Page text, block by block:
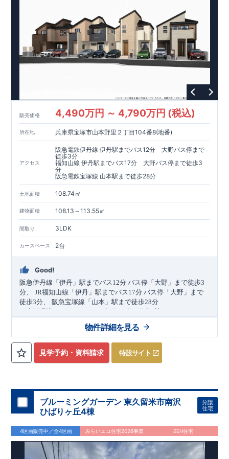
販売価格 4,490万円 ～ 4,790万円 (税込)
所在地 兵庫県宝塚市山本野里２丁目104番8(地番)
アクセス
阪急電鉄伊丹線 伊丹駅までバス12分 大野バス停まで
徒歩3分
福知山線 伊丹駅までバス17分 大野バス停まで徒歩3
分
阪急電鉄宝塚線 山本駅まで徒歩28分
土地面積 108.74㎡
建物面積 108.13～113.55㎡
間取り 3LDK
カースペース 2台
Good!
阪急伊丹線 「伊丹」駅までバス 12分 バス停 「大野」 まで徒歩3
分、
​JR福知山線 「伊丹」駅までバス 17分 バス停 「大野」
まで
徒歩3分、 ​阪急宝塚線 「山本」駅まで徒歩28分
可動棚付き土間収納(2.3号棟)
(2.3号棟)​・デザインと機能性を兼ね備えたオープンサニタリー
irodori
・お洒落で開放感のあるデザインが魅力の
・お買い物施設（フレッシュマルチュウ山本店）
ｍ ​
○2024年グッドデザイン賞3プロジェクト同時受賞 ・「木造
住宅用制震ダンパー/ 東栄セーフティダンパー」 ・「地盤改良
工法/R-Evolveパイル」 ・
簡単に地図から消
せる道」
○第18
の新たな空間提案「マルチエントランス」が受賞いたしまし
た！ ○耐震等級最高等級3 ・数百年に一度の地震に耐える力
倍の耐震性！ ・さらに繰り返しの地震に強い
ダンパ
採用で安心！ ○ 長期優良住宅 ・住宅ローン控減額、固定資
未完成でも近隣完成物件にてご内覧可能です！
ぜひお気軽にお問い合わせください♪ 西宮営業所 TEL：0798-
38-1246​(定休日：火・水・年末年始)
スマートフォンで見やすい特設サイトはこちら
見学予約・資料請求 特設サイト
物件詳細を見る
ブルーミングガーデン 東久留米市南沢
ひばりヶ丘4棟
分譲
住宅
4区画販売中／全4区画 みらいエコ住宅2026事業 ZEH住宅